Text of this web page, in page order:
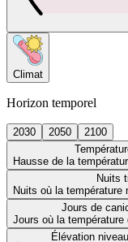
Climat
Horizon temporel
2030 2050
2100
Hausse de la
Nuits
Nuits où la température
Jours de
Jours où la température
Élévation